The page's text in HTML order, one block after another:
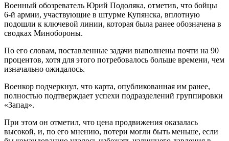
Военный обозреватель Юрий Подоляка, отметив, что бойцы
6-й армии, участвующие в штурме Купянска, вплотную
подошли к ключевой линии, которая была ранее обозначена в
сводках Минобороны.
По его словам, поставленные задачи выполнены почти на 90
процентов, хотя для этого потребовалось больше времени, чем
изначально ожидалось.
Военкор подчеркнул, что карта, опубликованная им ранее,
полностью подтверждает успехи подразделений группировки
«Запад».
При этом он отметил, что цена продвижения оказалась
высокой, и, по его мнению, потери могли быть меньше, если